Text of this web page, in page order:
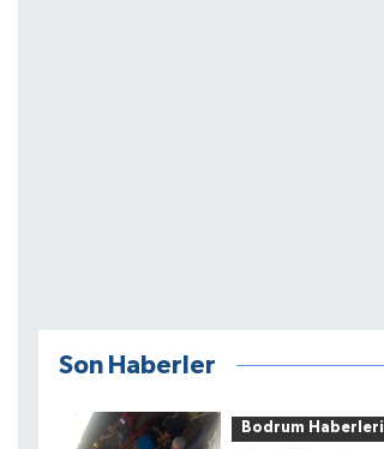
Son Haberler
Bodrum Haberleri